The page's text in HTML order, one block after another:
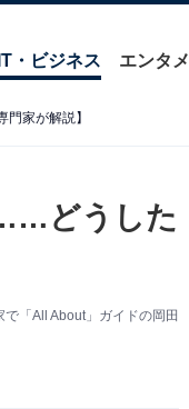
IT・ビジネス エンタメ
家が解説】
どうした
「All About」ガイドの岡田